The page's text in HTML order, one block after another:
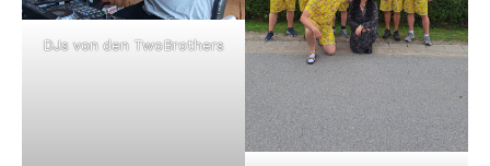
DJs von den TwoBrothers